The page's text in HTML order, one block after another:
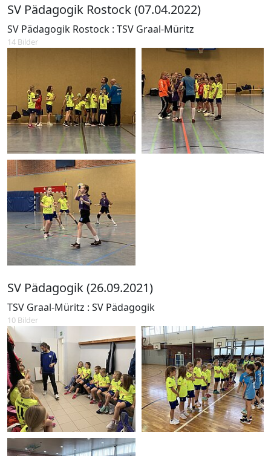
SV Pädagogik Rostock (07.04.2022)
SV Pädagogik Rostock : TSV Graal-Müritz
14 Bilder
SV Pädagogik (26.09.2021)
TSV Graal-Müritz : SV Pädagogik
10 Bilder